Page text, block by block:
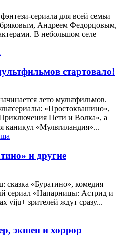
сериала для всей семьи
Андреем Федорцовым,
В небольшом селе
стартовало!
лето мультфильмов.
«Простоквашино»,
Пети и Волка», а
каникул «Мультиландия»...
и другие
сказка «Буратино», комедия
сериал «Напарницы: Астрид и
viju+ зрителей ждут сразу...
экшен и хоррор